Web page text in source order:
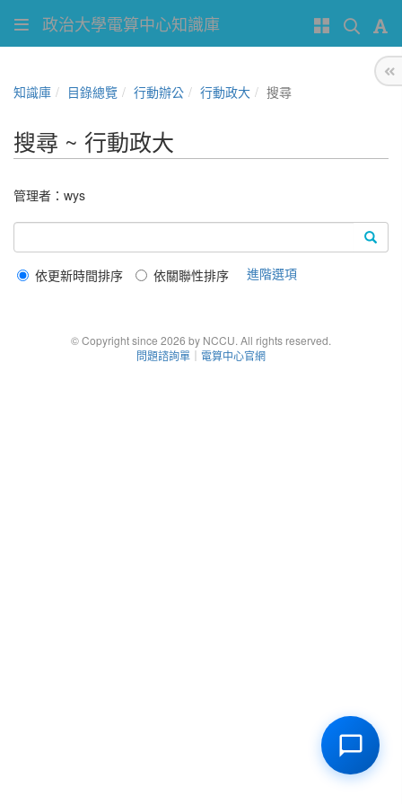
政治大學電算中心知識庫
知識庫 目錄總覽 行動辦公 行動政大 搜尋
搜尋 ~ 行動政大
管理者： wys
依更新時間排序 依關聯性排序 進階選項
© Copyright since 2026 by NCCU. All rights reserved.
問題諮詢單 ｜ 電算中心官網